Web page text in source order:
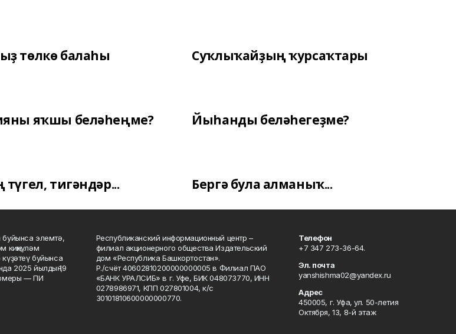
төлкө балаһы Суҡлыҡайҙың ҡурсаҡтары
яҡшы беләһеңме? Йыһанды беләһегеҙме?
тигәндәр... Бергә була алманыҡ...
буйынса элемтә,
киңкүләм
буйынса
2025 йылдың 19
— ПИ
Республиканский информационный центр –
филиал акционерного общества Издательский
дом «Республика Башкортостан».
Р./счёт 40602810200000000005 в Филиал ПАО
«БАНК УРАЛСИБ» в г. Уфе, БИК 048073770, ИНН
0278986971, КПП 027801004, к/с
30101810600000000770.
Телефон
+7 347 273-36-64.
Эл. почта
yanshishma02@yandex.ru
Адрес
450005, г. Уфа, ул. 50-летия
Октября, 13, 8-й этаж